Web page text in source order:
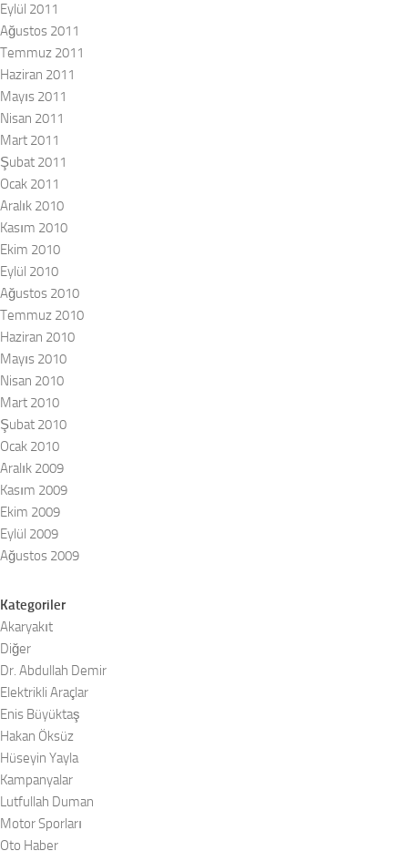
Eylül 2011
Ağustos 2011
Temmuz 2011
Haziran 2011
Mayıs 2011
Nisan 2011
Mart 2011
Şubat 2011
Ocak 2011
Aralık 2010
Kasım 2010
Ekim 2010
Eylül 2010
Ağustos 2010
Temmuz 2010
Haziran 2010
Mayıs 2010
Nisan 2010
Mart 2010
Şubat 2010
Ocak 2010
Aralık 2009
Kasım 2009
Ekim 2009
Eylül 2009
Ağustos 2009
Kategoriler
Akaryakıt
Diğer
Dr. Abdullah Demir
Elektrikli Araçlar
Enis Büyüktaş
Hakan Öksüz
Hüseyin Yayla
Kampanyalar
Lutfullah Duman
Motor Sporları
Oto Haber